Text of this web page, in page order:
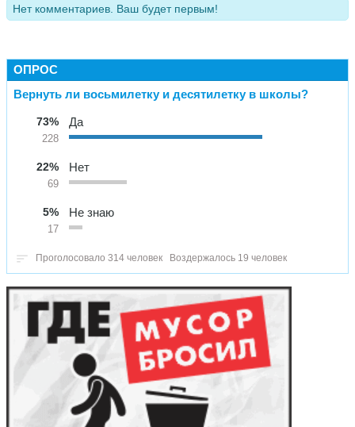
Нет комментариев. Ваш будет первым!
ОПРОС
Вернуть ли восьмилетку и десятилетку в школы?
73%
228
Да
22%
69
Нет
5%
17
Не знаю
Проголосовало 314 человек Воздержалось 19 человек